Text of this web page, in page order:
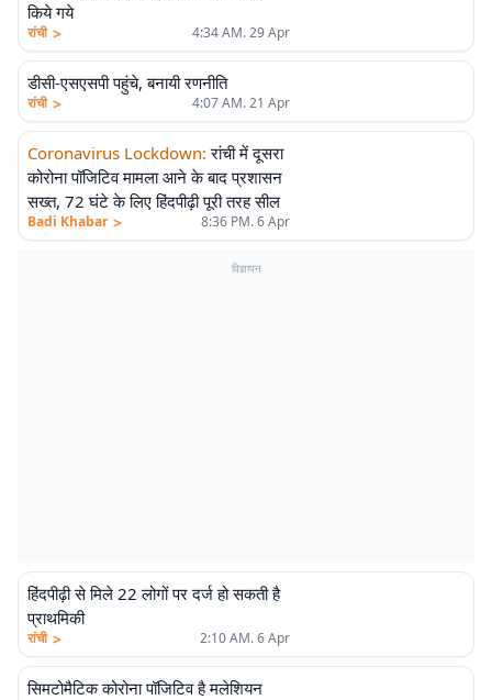
किये गये
रांची > 4:34 AM. 29 Apr
डीसी-एसएसपी पहुंचे, बनायी रणनीति
रांची > 4:07 AM. 21 Apr
Coronavirus Lockdown: रांची में दूसरा
कोरोना पॉजिटिव मामला आने के बाद प्रशासन
सख्त, 72 घंटे के लिए हिंदपीढ़ी पूरी तरह सील
Badi Khabar > 8:36 PM. 6 Apr
विज्ञापन
हिंदपीढ़ी से मिले 22 लोगों पर दर्ज हो सकती है
प्राथमिकी
रांची > 2:10 AM. 6 Apr
सिमटोमैटिक कोरोना पॉजिटिव है मलेशियन